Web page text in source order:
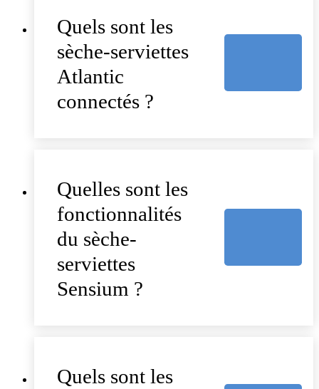
Quels sont les
sèche-serviettes
Atlantic
connectés ?
Quelles sont les
fonctionnalités
du sèche-
serviettes
Sensium ?
Quels sont les